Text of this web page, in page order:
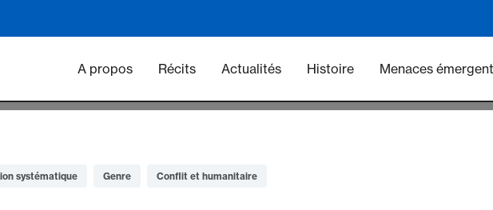
Main navigation - Vaccineswork
A propos Récits Actualités Histoire Menaces
systématique Genre Conflit et humanitaire